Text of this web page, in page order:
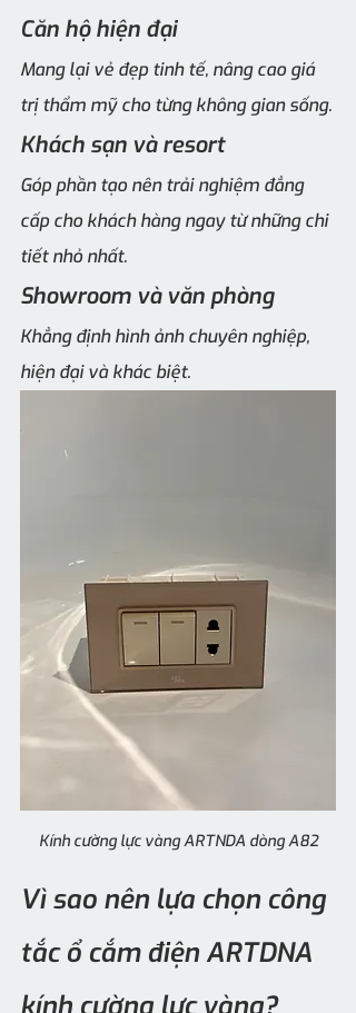
Căn hộ hiện đại
Mang lại vẻ đẹp tinh tế, nâng cao giá
trị thẩm mỹ cho từng không gian sống.
Khách sạn và resort
Góp phần tạo nên trải nghiệm đẳng
cấp cho khách hàng ngay từ những chi
tiết nhỏ nhất.
Showroom và văn phòng
Khẳng định hình ảnh chuyên nghiệp,
hiện đại và khác biệt.
Kính cường lực vàng ARTNDA dòng A82
Vì sao nên lựa chọn công
tắc ổ cắm điện ARTDNA